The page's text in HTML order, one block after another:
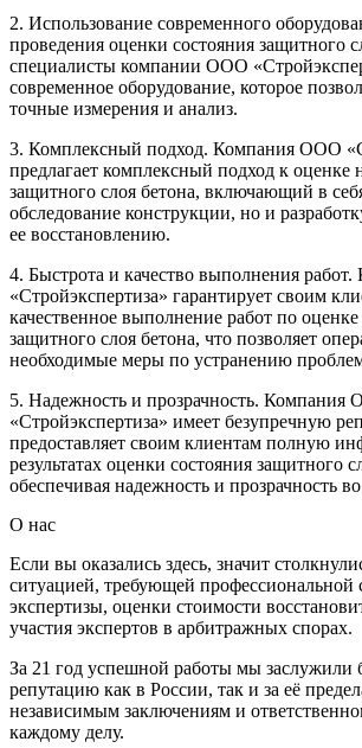
2. Использование современного
проведения оценки состояния защитного
специалисты компании ООО
современное оборудование, которое
точные измерения и анализ.
3. Комплексный подход. Компания ООО
предлагает комплексный подход к оценке
защитного слоя бетона, включающий в
обследование конструкции, но и
ее восстановлению.
4. Быстрота и качество выполнения
«Стройэкспертиза» гарантирует своим
качественное выполнение работ по
защитного слоя бетона, что позволяет
необходимые меры по устранению
5. Надежность и прозрачность. Компания
«Стройэкспертиза» имеет безупречную
предоставляет своим клиентам полную
результатах оценки состояния защитного
обеспечивая надежность и прозрачность
О нас
Если вы оказались здесь, значит
ситуацией, требующей профессиональной
экспертизы, оценки стоимости
участия экспертов в арбитражных спорах.
За 21 год успешной работы мы заслужили
репутацию как в России, так и за её
независимым заключениям и
каждому делу.